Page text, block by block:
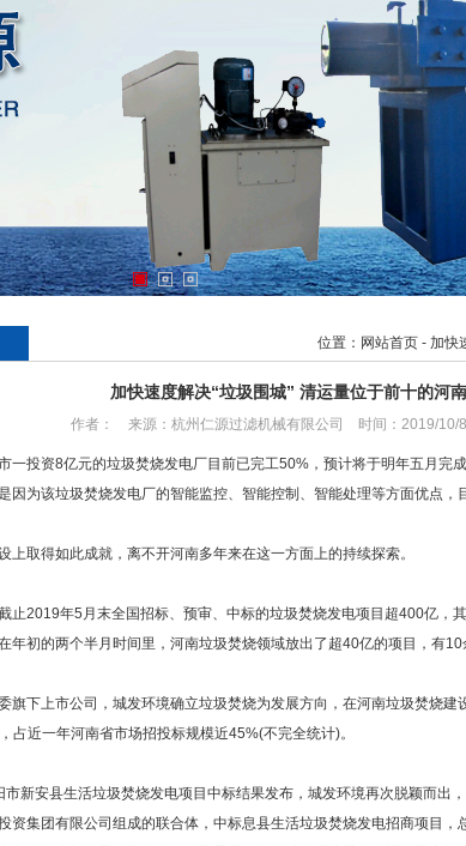
位置： 网站首页 - 加快
加快速度解决“垃圾围城” 清运量位于前十的河
作者： 来源：杭州仁源过滤机械有限公司 时间：2019/
一投资8亿元的垃圾焚烧发电厂目前已完工50%，预计将于明年五月完
因为该垃圾焚烧发电厂的智能监控、智能控制、智能处理等方面优点，
取得如此成就，离不开河南多年来在这一方面上的持续探索。
2019年5月末全国招标、预审、中标的垃圾焚烧发电项目超400亿，
年初的两个半月时间里，河南垃圾焚烧领域放出了超40亿的项目，有10
下上市公司，城发环境确立垃圾焚烧为发展方向，在河南垃圾焚烧建
占近一年河南省市场招投标规模近45%(不完全统计)。
安县生活垃圾焚烧发电项目中标结果发布，城发环境再次脱颖而出
资集团有限公司组成的联合体，中标息县生活垃圾焚烧发电招商项目